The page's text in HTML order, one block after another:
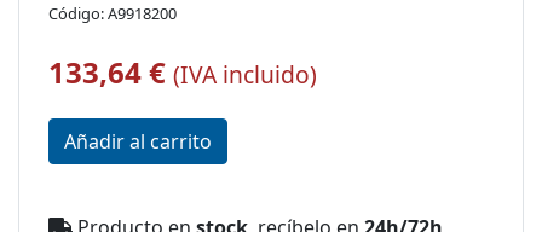
Código: A9918200
133,64 € (IVA incluido)